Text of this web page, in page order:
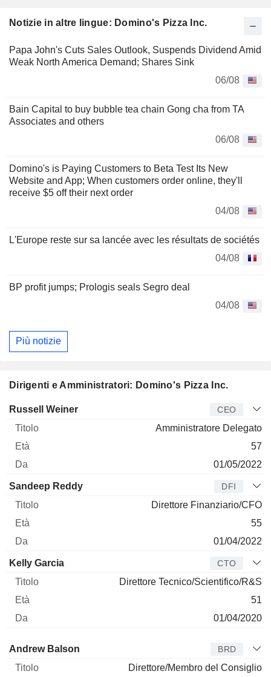
Notizie in altre lingue: Domino's Pizza Inc.
Papa John's Cuts Sales Outlook, Suspends Dividend Amid
Weak North America Demand; Shares Sink
06/08
Bain Capital to buy bubble tea chain Gong cha from TA
Associates and others
06/08
Domino's is Paying Customers to Beta Test Its New
Website and App; When customers order online, they'll
receive $5 off their next order
04/08
L'Europe reste sur sa lancée avec les résultats de sociétés
04/08
BP profit jumps; Prologis seals Segro deal
04/08
Più notizie
Dirigenti e Amministratori: Domino's Pizza Inc.
Manager Titolo
Russell Weiner CEO
Amministratore Delegato
57
01/05/2022
Sandeep Reddy DFI
Direttore Finanziario/CFO
55
01/04/2022
Kelly Garcia CTO
Direttore Tecnico/Scientifico/R&S
51
01/04/2020
Amministratore
Andrew Balson BRD
Direttore/Membro del Consiglio